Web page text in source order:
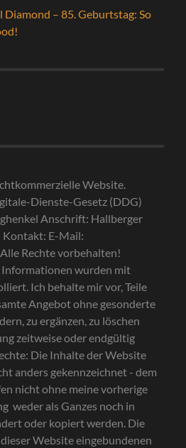
Diamond – 85. Geburtstag: So
Website.
Dienste-Gesetz (DDG)
Anschrift: Hallberger
Kontakt: E-Mail:
Rechte vorbehalten!
wurden mit
Ich behalte mir vor, Teile
Angebot ohne gesonderte
zu ergänzen, zu löschen
zeitweise oder endgültig
Die Inhalte der Website
anders gekennzeichnet - dem
nicht ohne meine vorherige
weder als Ganzes noch in
oder kopiert werden. Die
Website eingebundenen